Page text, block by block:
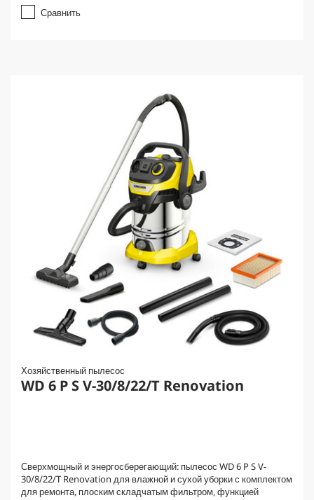
Сравнить
Хозяйственный пылесос
WD 6 P S V-30/8/22/T Renovation
Сверхмощный и энергосберегающий: пылесос WD 6 P S V-
30/8/22/T Renovation для влажной и сухой уборки с комплектом
для ремонта, плоским складчатым фильтром, функцией